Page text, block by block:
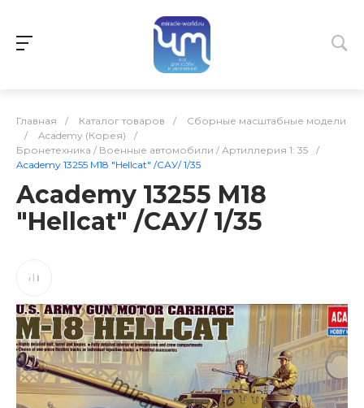
Главная / Каталог товаров /
Сборные масштабные модели
/
Academy (Корея)
/
Бронетехника / Военные автомобили / Артиллерия 1: 35
/
Academy 13255 M18 "Hellcat" /САУ/ 1/35
Academy 13255 M18
"Hellcat" /САУ/ 1/35